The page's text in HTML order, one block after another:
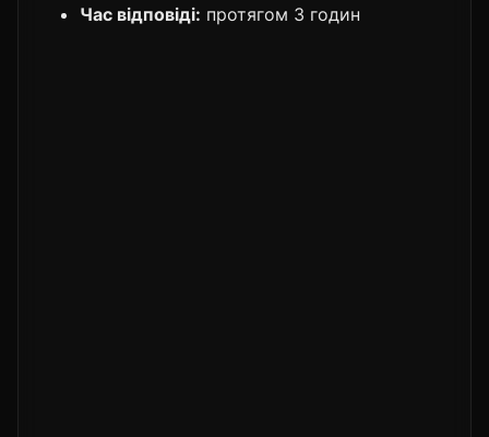
Час відповіді: протягом 3 годин